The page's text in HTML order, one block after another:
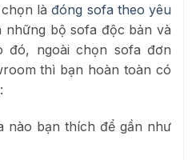
chọn làđóng sofa theo yêu
những bộ sofa độc bản và
đó, ngoài chọn sofa đơn
thì bạn hoàn toàn có
nào bạn thích để gần như